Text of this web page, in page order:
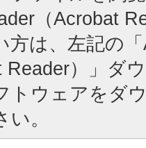
（Acrobat
方は、左記の
Reader）」ダ
トウェアをダ
。